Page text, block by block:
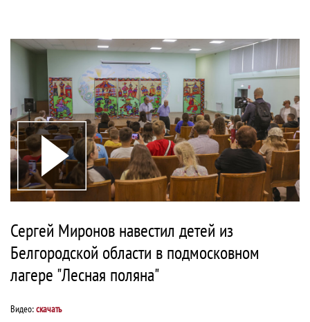
Сергей Миронов навестил детей из
Белгородской области в подмосковном
лагере "Лесная поляна"
Видео:скачать